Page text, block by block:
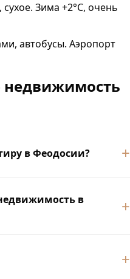
Зима +2°C, очень
автобусы. Аэропорт
в Феодосии?
в